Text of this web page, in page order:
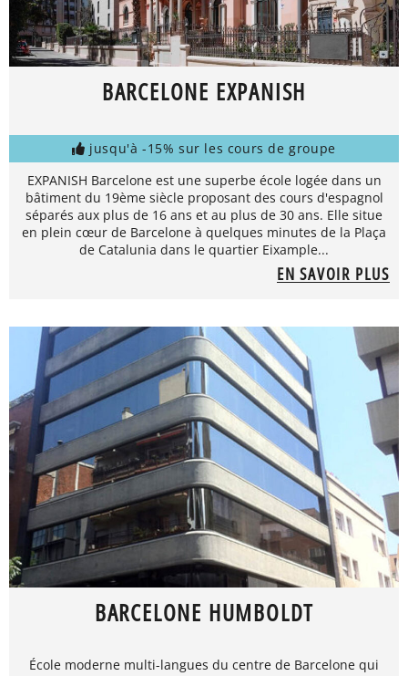
BARCELONE EXPANISH
jusqu'à -15% sur les cours de groupe
EXPANISH Barcelone est une superbe école logée dans un
bâtiment du 19ème siècle proposant des cours d'espagnol
séparés aux plus de 16 ans et au plus de 30 ans. Elle situe
en plein cœur de Barcelone à quelques minutes de la Plaça
de Catalunia dans le quartier Eixample...
EN SAVOIR PLUS
BARCELONE HUMBOLDT
École moderne multi-langues du centre de Barcelone qui